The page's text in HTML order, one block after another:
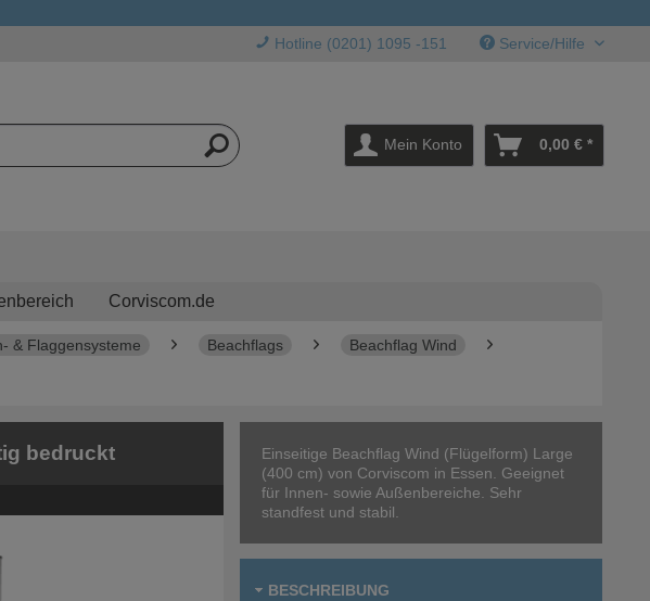
Hotline (0201) 1095 -151 Service/Hilfe
Mein Konto 0,00 € *
Corviscom.de
& Flaggensysteme Beachflags Beachflag Wind
bedruckt
Einseitige Beachflag Wind (Flügelform) Large
(400 cm) von Corviscom in Essen. Geeignet
für Innen- sowie Außenbereiche. Sehr
standfest und stabil.
BESCHREIBUNG